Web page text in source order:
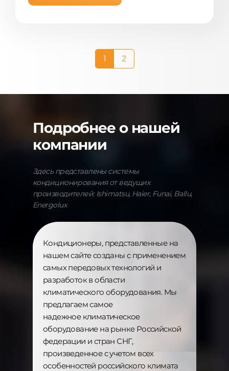
1 2
Кондиционеры, представленные на
нашем сайте созданы с применением
самых передовых технологий и
разработок в области
климатического оборудования. Мы
предлагаем самое
надежноеклиматическое
оборудование на рынке Российской
федерации и стран СНГ,
произведенное с учетом всех
особенностей российского климата
Здесь представлены системы
кондиционирования от ведущих
производителей: Ishimatsu, Haier, Funai, Ballu,
Energolux
Подробнее о нашей
компании